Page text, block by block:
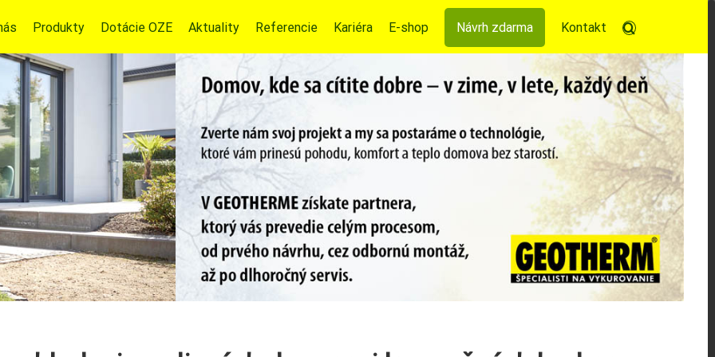
Produkty Dotácie OZE Aktuality Referencie Kariéra E-shop Návrh zdarma Kontakt